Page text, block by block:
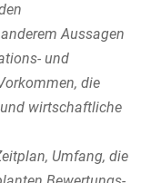
Aussagen
und
die
wirtschaftliche
Umfang, die